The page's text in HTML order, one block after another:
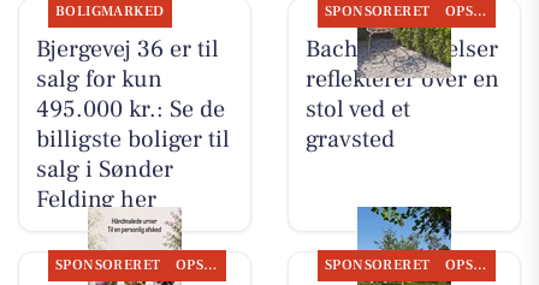
BOLIGMARKED
Bjergevej 36 er til
salg for kun
495.000 kr.: Se de
billigste boliger til
salg i Sønder
Felding her
SPONSORERET OPSLAGSTAVLEN
Bachs Begravelser
reflekterer over en
stol ved et
gravsted
SPONSORERET OPSLAGSTAVLEN SPONSORERET OPSLAGSTAVLEN